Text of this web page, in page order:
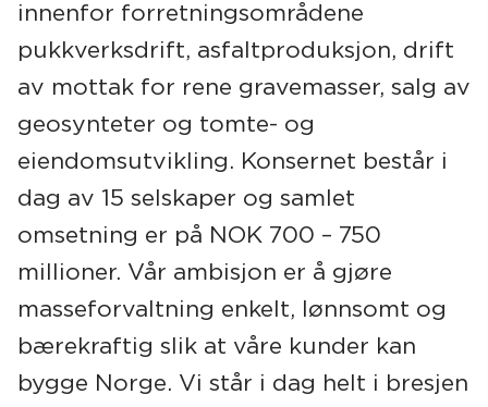
innenfor forretningsområdene
pukkverksdrift, asfaltproduksjon, drift
av mottak for rene gravemasser, salg av
geosynteter og tomte- og
eiendomsutvikling. Konsernet består i
dag av 15 selskaper og samlet
omsetning er på NOK 700 – 750
millioner. Vår ambisjon er å gjøre
masseforvaltning enkelt, lønnsomt og
bærekraftig slik at våre kunder kan
bygge Norge. Vi står i dag helt i bresjen